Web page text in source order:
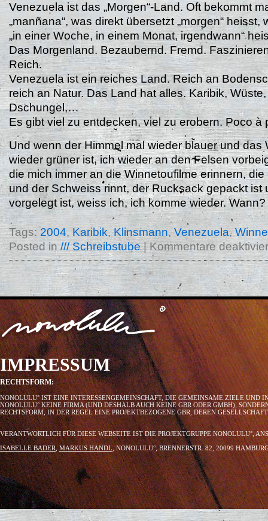
Venezuela ist das „Morgen“-Land. Oft bekommt
„manñana“, was direkt übersetzt „morgen“ heisst,
„in einer Woche, in einem Monat, irgendwann“
Das Morgenland. Bezaubernd. Fremd.
Reich.
Venezuela ist ein reiches Land. Reich an
reich an Natur. Das Land hat alles. Karibik,
Dschungel,…
Es gibt viel zu entdecken, viel zu erobern. Poco à
Und wenn der Himmel mal wieder blauer und das
wieder grüner ist, ich wieder an den Felsen
die mich immer an die Winnetoufilme erinnern,
und der Schweiss rinnt, der Rucksack gepackt ist
vorgelegt ist, weiss ich, ich komme wieder. Wann?
Tags: 2004, Karibik,Klinsmann,Venezuela,
Posted in/// Schreibstube|Kommentare
IMPRESSUM
RECHTSFORM:
NONOLULU° IST EINE INTERESSENGEMEINSCHAFT, DIE GEMEINSAME ZIELE UND
NONOLULU° KEINE FIRMA (UND DESHALB AUCH KEINE GBR ODER GMBH),
RECHTSFORM, IN DER REGEL EINE PROJEKTBEZOGENE GBR, DEREN
VERANTWORTLICH FÜR DIESE WEBSEITE IST DIE PROJEKTGRUPPE NONOLULU°,
ISABELLE BADER,MARKUS HANDL, NONOLULU°, BRENNERSTR. 82, 20099